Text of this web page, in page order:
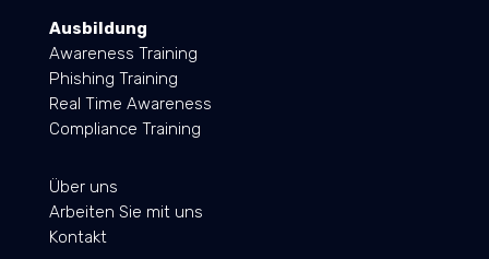
Ausbildung
Awareness Training
Phishing Training
Real Time Awareness
Compliance Training
Über uns
Arbeiten Sie mit uns
Kontakt